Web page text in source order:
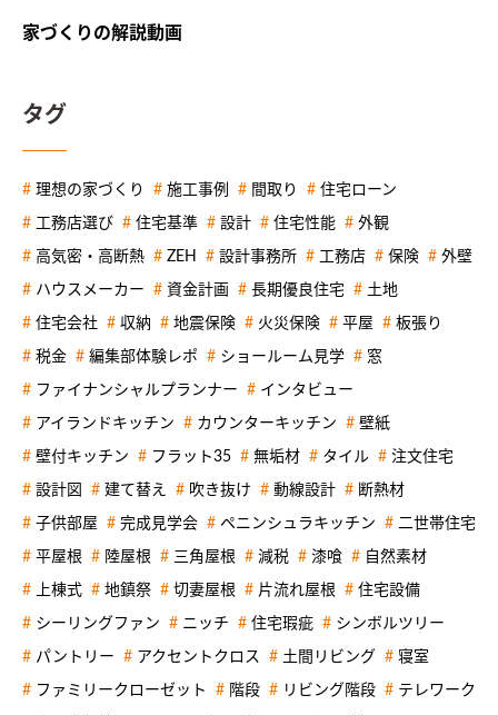
家づくりの解説動画
タグ
理想の家づくり 施工事例 間取り 住宅ローン
工務店選び 住宅基準 設計 住宅性能 外観
高気密・高断熱 ZEH 設計事務所 工務店 保険 外壁
ハウスメーカー 資金計画 長期優良住宅 土地
住宅会社 収納 地震保険 火災保険 平屋 板張り
税金 編集部体験レポ ショールーム見学 窓
ファイナンシャルプランナー インタビュー
アイランドキッチン カウンターキッチン 壁紙
壁付キッチン フラット35 無垢材 タイル 注文住宅
設計図 建て替え 吹き抜け 動線設計 断熱材
子供部屋 完成見学会 ペニンシュラキッチン 二世帯住宅
平屋根 陸屋根 三角屋根 減税 漆喰 自然素材
上棟式 地鎮祭 切妻屋根 片流れ屋根 住宅設備
シーリングファン ニッチ 住宅瑕疵 シンボルツリー
パントリー アクセントクロス 土間リビング 寝室
ファミリークローゼット 階段 リビング階段 テレワーク